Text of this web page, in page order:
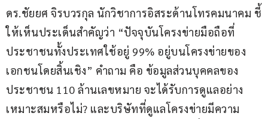
ดร.ชัยยศ จิรบวรกุล นักวิชาการอิสระด้านโทรคมนาคม ชี้
ให้เห็นประเด็นสำคัญว่า “ปัจจุบันโครงข่ายมือถือที่
ประชาชนทั้งประเทศใช้อยู่ 99% อยู่บนโครงข่ายของ
เอกชนโดยสิ้นเชิง” คำถาม คือ ข้อมูลส่วนบุคคลของ
ประชาชน 110 ล้านเลขหมาย จะได้รับการดูแลอย่าง
เหมาะสมหรือไม่? และบริษัทที่ดูแลโครงข่ายมีความ